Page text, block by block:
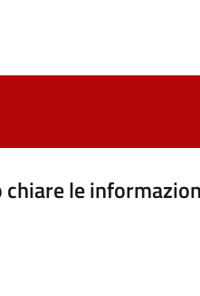
chiare le